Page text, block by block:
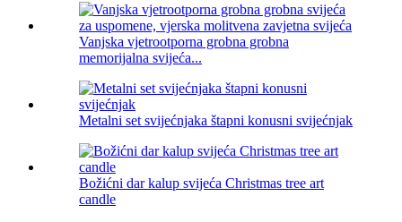
Vanjska vjetrootporna grobna grobna
memorijalna svijeća...
Metalni set svijećnjaka štapni konusni svijećnjak
Božićni dar kalup svijeća Christmas tree art
candle